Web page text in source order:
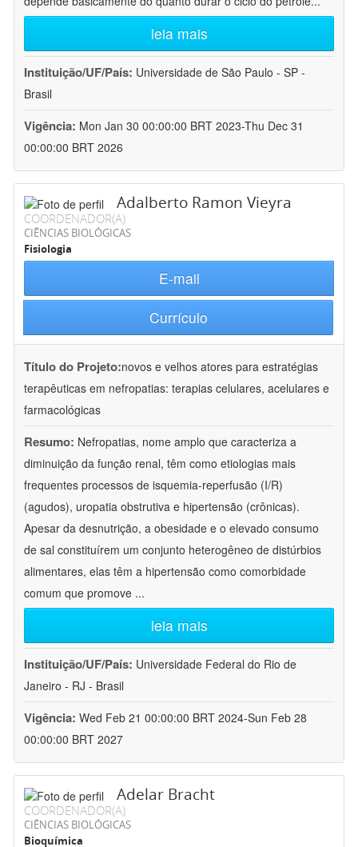
leia mais
Instituição/UF/País: Universidade de São Paulo - SP -
Brasil
Vigência: Mon Jan 30 00:00:00 BRT 2023-Thu Dec 31
00:00:00 BRT 2026
Adalberto Ramon Vieyra
COORDENADOR(A)
CIÊNCIAS BIOLÓGICAS
Fisiologia
E-mail
Currículo
Título do Projeto:novos e velhos atores para estratégias
terapêuticas em nefropatias: terapias celulares, acelulares e
farmacológicas
Resumo: Nefropatias, nome amplo que caracteriza a
diminuição da função renal, têm como etiologias mais
frequentes processos de isquemia-reperfusão (I/R)
(agudos), uropatia obstrutiva e hipertensão (crônicas).
Apesar da desnutrição, a obesidade e o elevado consumo
de sal constituírem um conjunto heterogêneo de distúrbios
alimentares, elas têm a hipertensão como comorbidade
comum que promove ...
leia mais
Instituição/UF/País: Universidade Federal do Rio de
Janeiro - RJ - Brasil
Vigência: Wed Feb 21 00:00:00 BRT 2024-Sun Feb 28
00:00:00 BRT 2027
Adelar Bracht
COORDENADOR(A)
CIÊNCIAS BIOLÓGICAS
Bioquímica